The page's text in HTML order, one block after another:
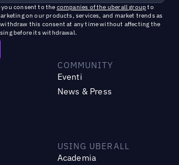
consent to the companies of the uberall groupto
on our products, services, and market trends as
withdraw this consent at any time without affecting the
before its withdrawal.
COMMUNITY
Eventi
News & Press
USING UBERALL
Academia